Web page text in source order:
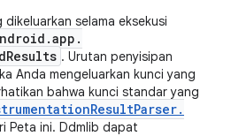
dikeluarkan selama eksekusi
.app .
Results . Urutan penyisipan
Anda mengeluarkan kunci yang
bahwa kunci standar yang
ResultParser.
Peta ini. Ddmlib dapat